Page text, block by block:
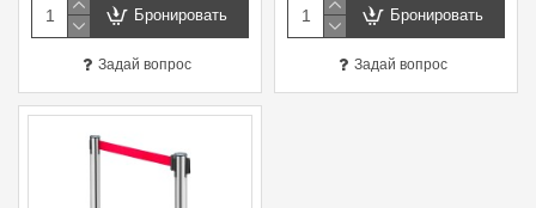
Бронировать
Задай вопрос
Бронировать
Задай вопрос